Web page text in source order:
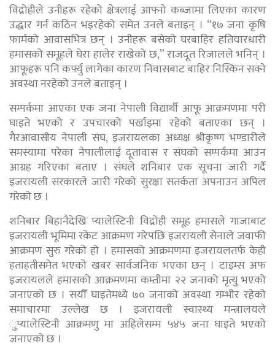
विद्रोहीले उनीहरू रहेको क्षेत्रलाई आफ्नो कब्जामा लिएका कारण
उद्धार गर्न कठिन भइरहेको समेत उनले बताइन् । “१७ जना कृषि
फार्मको आवासभित्र छन् । उनीहरू बसेको घरबाहिर हतियारधारी
हमासको समूहले घेरा हालेर राखेको छ,” राजदूत रिजालले भनिन् ।
आफूहरू पनि कर्फ्यु लागेका कारण निवासबाट बाहिर निस्किन सक्ने
अवस्था नरहेको उनले बताइन् ।
सम्पर्कमा आएका एक जना नेपाली विद्यार्थी आफू आक्रमणमा परी
घाइते भएको र उपचारको पर्खाइमा रहेको बताएका छन् ।
गैरआवासीय नेपाली संघ, इजरायलका अध्यक्ष श्रीकृष्ण भण्डारीले
समस्यामा परेका नेपालीलाई दूतावास र संघको सम्पर्कमा आउन
आग्रह गरिएका बताए । संघले शनिबार एक सूचना जारी गर्दै
इजरायली सरकारले जारी गरेको सुरक्षा सतर्कता अपनाउन अपिल
गरेको छ ।
शनिबार बिहानैदेखि प्यालेस्टिनी विद्रोही समूह हमासले गाजाबाट
इजरायली भूमिमा रकेट आक्रमण गरेपछि इजरायली सेनाले जवाफी
आक्रमण सुरु गरेको हो । हमासको आक्रमणमा इजरायलतर्फ केही
हताहतीसमेत भएको खबर सार्वजनिक भएका छन् । टाइम्स अफ
इजरायलले हमासको आक्रमणमा कम्तीमा २२ जनाको मृत्यु भएको
जनाएको छ । सयौँ घाइतेमध्ये ७० जनाको अवस्था गम्भीर रहेको
समाचारमा उल्लेख छ । इजरायली स्वास्थ्य मन्त्रालयले
ुप्यालेस्टिनी आक्रमणु मा अहिलेसम्म ५४५ जना घाइते भएको
जनाएको छ ।